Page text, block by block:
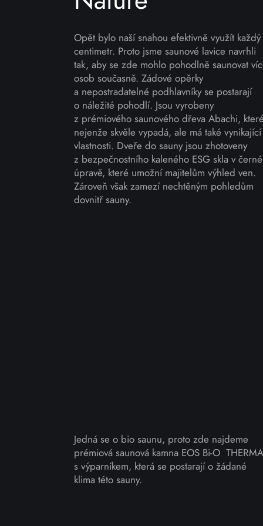
Opět bylo naší snahou efektivně využít každý
centimetr. Proto jsme saunové lavice navrhli
tak, aby se zde mohlo pohodlně saunovat
osob současně. Zádové opěrky
a nepostradatelné podhlavníky se postarají
o náležité pohodlí. Jsou vyrobeny
z prémiového saunového dřeva Abachi,
nejenže skvěle vypadá, ale má také vynikající
vlastnosti. Dveře do sauny jsou zhotoveny
z bezpečnostního kaleného ESG skla v černé
úpravě, které umožní majitelům výhled ven.
Zároveň však zamezí nechtěným pohledům
dovnitř sauny.
Jedná se o bio saunu, proto zde najdeme
prémiová saunová kamna EOS Bi-O
s výparníkem, která se postarají o žádané
klima této sauny.